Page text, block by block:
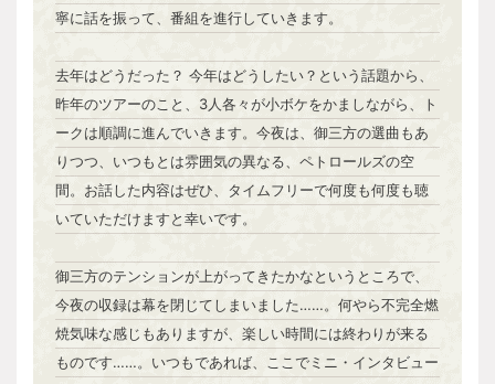
寧に話を振って、番組を進行していきます。
去年はどうだった？ 今年はどうしたい？という話題から、
昨年のツアーのこと、3人各々が小ボケをかましながら、ト
ークは順調に進んでいきます。今夜は、御三方の選曲もあ
りつつ、いつもとは雰囲気の異なる、ペトロールズの空
間。お話した内容はぜひ、タイムフリーで何度も何度も聴
いていただけますと幸いです。
御三方のテンションが上がってきたかなというところで、
今夜の収録は幕を閉じてしまいました……。何やら不完全燃
焼気味な感じもありますが、楽しい時間には終わりが来る
ものです……。いつもであれば、ここでミニ・インタビュー